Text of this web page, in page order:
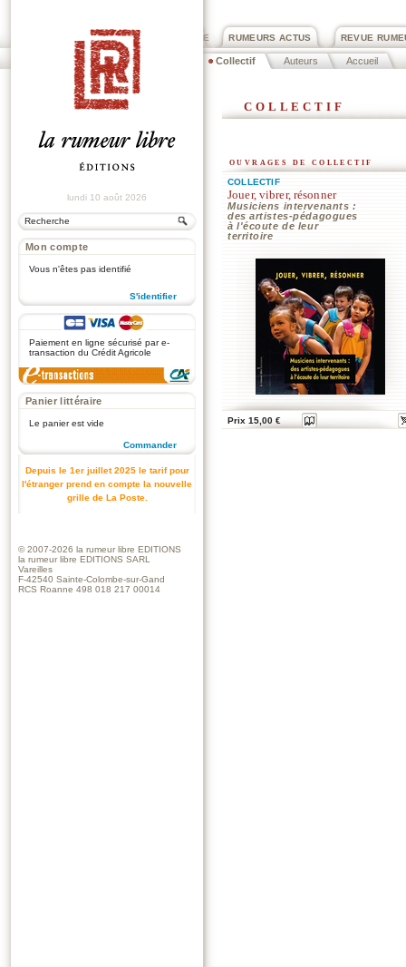
REVUE
RUMEURS ACTUS
PRIX ROGER DEXTRE
Collectif Auteurs Accueil
lundi 10 août 2026
Mon compte
Vous n'êtes pas identifié
S'identifier
Paiement en ligne sécurisé par e-
transaction du Crédit Agricole
Panier littéraire
Le panier est vide
Commander
Depuis le 1er juillet 2025 le tarif pour
l'étranger prend en compte la nouvelle
grille de La Poste.
collectif
ouvrages de collectif
COLLECTIF
Jouer, vibrer, résonner
Musiciens intervenants :
des artistes-pédagogues
à l'écoute de leur
territoire
Prix 15,00 €
© 2007-2026 la rumeur libre EDITIONS
la rumeur libre EDITIONS SARL
Vareilles
F-42540 Sainte-Colombe-sur-Gand
RCS Roanne 498 018 217 00014